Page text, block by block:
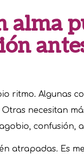
alma
ritmo. Algunas
necesitan
confusión,
atrapadas. Es